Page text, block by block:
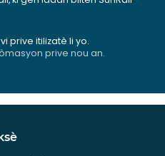
prive itilizatè li yo.
prive nou an.